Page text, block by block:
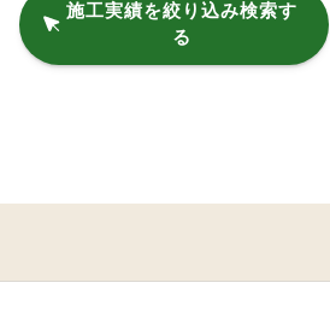
施工実績を絞り込み検索す
る